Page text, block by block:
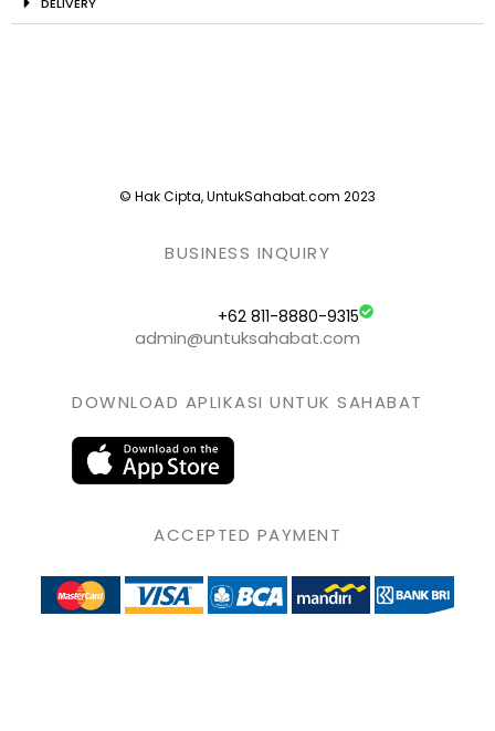
© Hak Cipta, UntukSahabat.com 2023
BUSINESS INQUIRY
+62 811-8880-9315
admin@untuksahabat.com
DOWNLOAD APLIKASI UNTUK SAHABAT
ACCEPTED PAYMENT